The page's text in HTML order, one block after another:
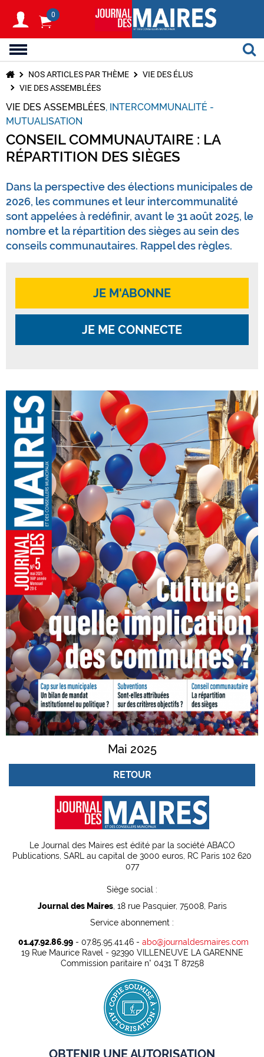
0
NOS ARTICLES PAR THÈME
VIE DES ÉLUS
VIE DES ASSEMBLÉES
VIE DES ASSEMBLÉES INTERCOMMUNALITÉ -
MUTUALISATION
CONSEIL COMMUNAUTAIRE : LA
RÉPARTITION DES SIÈGES
Dans la perspective des élections municipales de
2026, les communes et leur intercommunalité
sont appelées à redéfinir, avant le 31 août 2025, le
nombre et la répartition des sièges au sein des
conseils communautaires. Rappel des règles.
JE M'ABONNE
JE ME CONNECTE
Mai 2025
RETOUR
Le Journal des Maires est édité par la société ABACO
Publications, SARL au capital de 3000 euros, RC Paris 102 620
077
Siège social :
Journal des Maires, 18 rue Pasquier, 75008, Paris
Service abonnement :
01.47.92.86.99- 07.85.95.41.46 - abo@journaldesmaires.com
19 Rue Maurice Ravel - 92390 VILLENEUVE LA GARENNE
Commission paritaire n° 0431 T 87258
OBTENIR UNE AUTORISATION